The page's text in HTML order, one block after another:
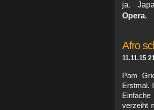
ja.
Opera.
Afro
11.11.15
Pam
Erstmal.
verzeiht